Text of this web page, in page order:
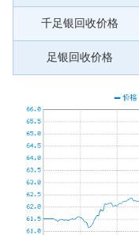
千足银回收价格
足银回收价格